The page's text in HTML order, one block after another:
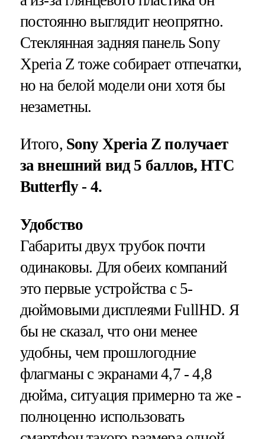
постоянно выглядит неопрятно.
Стеклянная задняя панель Sony
Xperia Z тоже собирает отпечатки,
но на белой модели они хотя бы
незаметны.
Итого, Sony Xperia Z получает
за внешний вид 5 баллов, HTC
Butterfly - 4.
Удобство
Габариты двух трубок почти
одинаковы. Для обеих компаний
это первые устройства с 5-
дюймовыми дисплеями FullHD. Я
бы не сказал, что они менее
удобны, чем прошлогодние
флагманы с экранами 4,7 - 4,8
дюйма, ситуация примерно та же -
полноценно использовать